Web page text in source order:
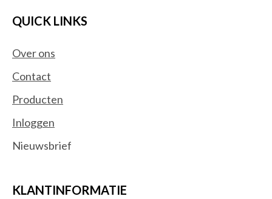
QUICK LINKS
Over ons
Contact
Producten
Inloggen
Nieuwsbrief
KLANTINFORMATIE